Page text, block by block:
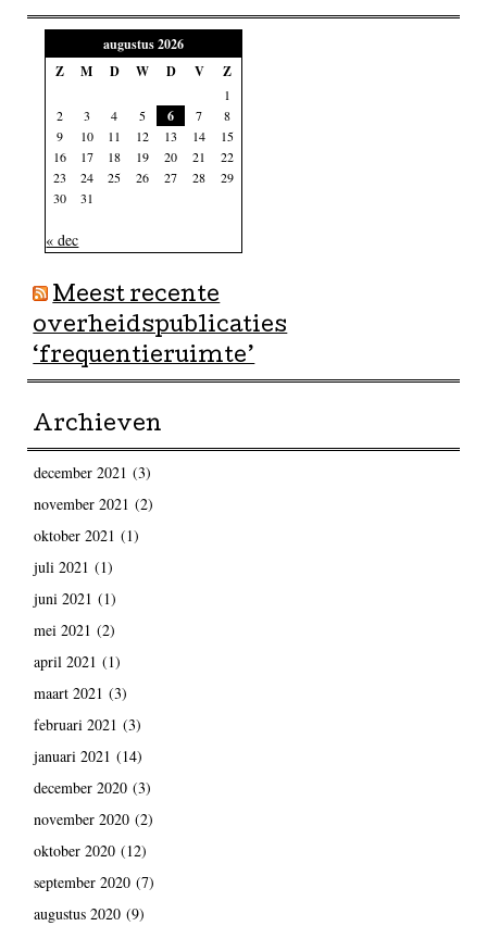
augustus 2026
Z
M D W D V Z
1
2
3 4 5 6 7
8
9
10 11 12 13 14
15
16
17 18 19 20 21
22
23
24 25 26 27 28
29
30
31
« dec
Meest recente
overheidspublicaties
‘frequentieruimte’
Archieven
december 2021 (3)
november 2021 (2)
oktober 2021 (1)
juli 2021 (1)
juni 2021 (1)
mei 2021 (2)
april 2021 (1)
maart 2021 (3)
februari 2021 (3)
januari 2021 (14)
december 2020(3)
november 2020(2)
oktober 2020(12)
september 2020(7)
augustus 2020(9)